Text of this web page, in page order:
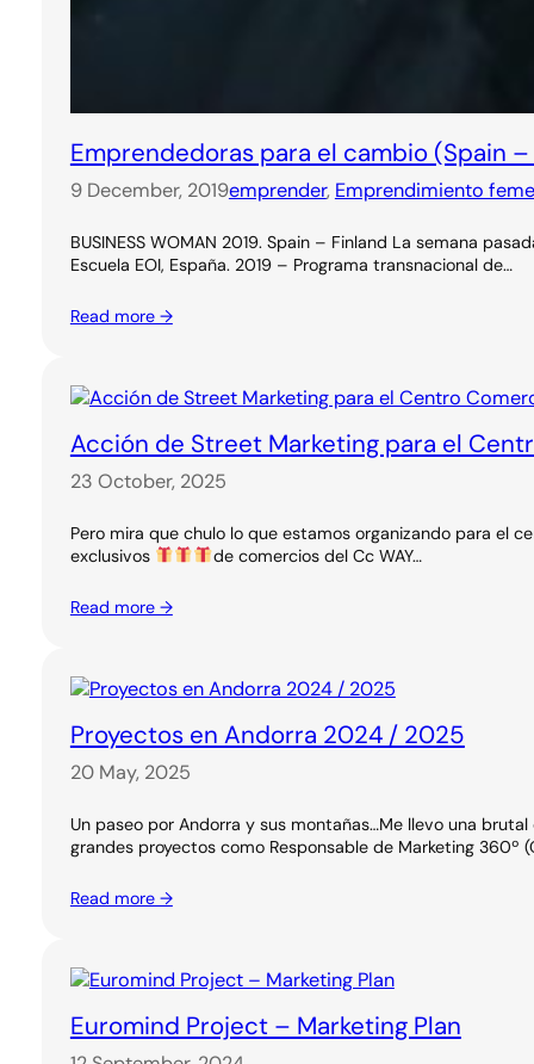
Emprendedoras para el cambio (Spain
9 December, 2019emprender, Emprendimiento
BUSINESS WOMAN 2019. Spain – Finland La semana
Escuela EOI, España. 2019 – Programa transnacional de…
Read more →
Acción de Street Marketing para el
23 October, 2025
Pero mira que chulo lo que estamos organizando para el
exclusivos
de comercios del Cc WAY…
Read more →
Proyectos en Andorra 2024 / 2025
20 May, 2025
Un paseo por Andorra y sus montañas…Me llevo una
grandes proyectos como Responsable de Marketing 360º
Read more →
Euromind Project – Marketing Plan